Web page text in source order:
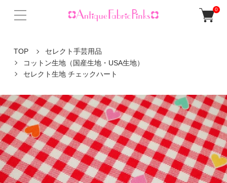
0
TOP
セレクト手芸用品
コットン生地（国産生地・USA生地）
セレクト生地 チェックハート